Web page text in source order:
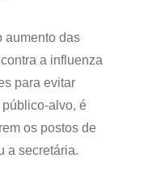
aumento das
a influenza
para evitar
alvo, é
os postos de
a secretária.